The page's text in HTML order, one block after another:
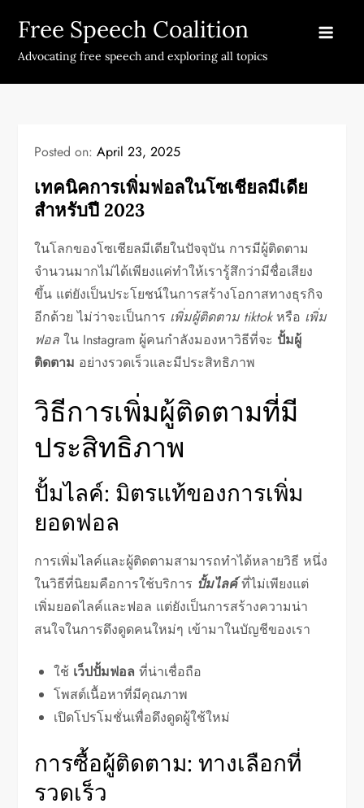
content
Free Speech Coalition
Advocating free speech and exploring all topics
Posted on:April 23, 2025
เทคนิคการเพิ่มฟอลในโซเชียลมีเดีย
สำหรับปี 2023
ในโลกของโซเชียลมีเดียในปัจจุบัน การมีผู้ติดตาม
จำนวนมากไม่ได้เพียงแค่ทำให้เรารู้สึกว่ามีชื่อเสียง
ขึ้น แต่ยังเป็นประโยชน์ในการสร้างโอกาสทางธุรกิจ
อีกด้วย ไม่ว่าจะเป็นการ เพิ่มผู้ติดตาม tiktokหรือ เพิ่ม
ฟอล ใน Instagram ผู้คนกำลังมองหาวิธีที่จะ ปั้มผู้
ติดตาม อย่างรวดเร็วและมีประสิทธิภาพ
วิธีการเพิ่มผู้ติดตามที่มี
ประสิทธิภาพ
ปั้มไลค์: มิตรแท้ของการเพิ่ม
ยอดฟอล
การเพิ่มไลค์และผู้ติดตามสามารถทำได้หลายวิธี หนึ่ง
ในวิธีที่นิยมคือการใช้บริการ ปั้มไลค์ที่ไม่เพียงแต่
เพิ่มยอดไลค์และฟอล แต่ยังเป็นการสร้างความน่า
สนใจในการดึงดูดคนใหม่ๆ เข้ามาในบัญชีของเรา
ใช้ เว็ปปั้มฟอล ที่น่าเชื่อถือ
โพสต์เนื้อหาที่มีคุณภาพ
เปิดโปรโมชั่นเพื่อดึงดูดผู้ใช้ใหม่
การซื้อผู้ติดตาม: ทางเลือกที่
รวดเร็ว